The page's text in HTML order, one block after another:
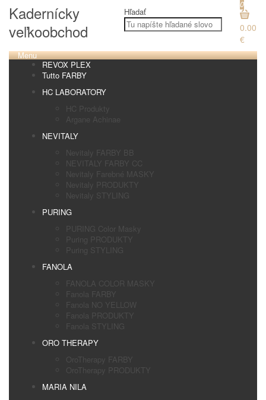
Kadernícky
veľkoobchod
Hľadať
0
0.00
€
Menu
REVOX PLEX
Tutto FARBY
HC LABORATORY
HC Produkty
Argane Achinae
NEVITALY
Nevitaly FARBY BB
NEVITALY FARBY CC
Nevitaly Farebné MASKY
Nevitaly PRODUKTY
Nevitaly STYLING
PURING
PURING Color Masky
Puring PRODUKTY
Puring STYLING
FANOLA
FANOLA COLOR MASKY
Fanola FARBY
Fanola NO YELLOW
Fanola PRODUKTY
Fanola STYLING
ORO THERAPY
OroTherapy FARBY
OroTherapy PRODUKTY
MARIA NILA